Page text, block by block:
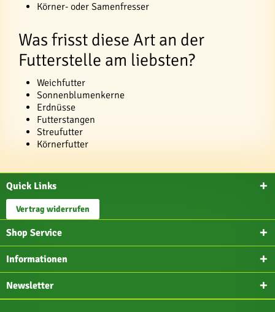
Körner- oder Samenfresser
Was frisst diese Art an der
Futterstelle am liebsten?
Weichfutter
Sonnenblumenkerne
Erdnüsse
Futterstangen
Streufutter
Körnerfutter
Quick Links
Vertrag widerrufen
Shop Service
Informationen
Newsletter